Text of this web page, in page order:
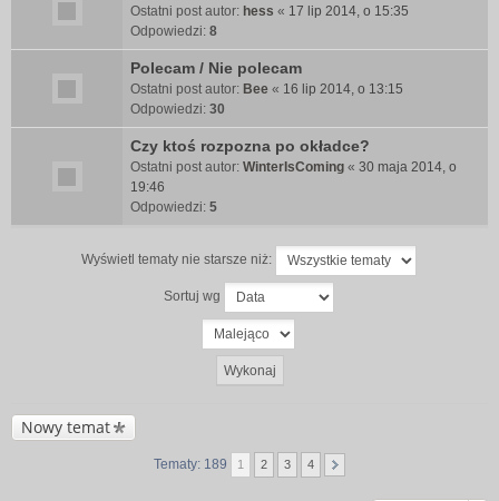
Ostatni post autor: hess « 17 lip 2014, o 15:35
Odpowiedzi: 8
Polecam / Nie polecam
Ostatni post autor: Bee « 16 lip 2014, o 13:15
Odpowiedzi: 30
Czy ktoś rozpozna po okładce?
Ostatni post autor: WinterIsComing « 30 maja 2014, o
19:46
Odpowiedzi: 5
Wyświetl tematy nie starsze niż:
Sortuj wg
Nowy temat
Tematy: 189 1 2 3 4